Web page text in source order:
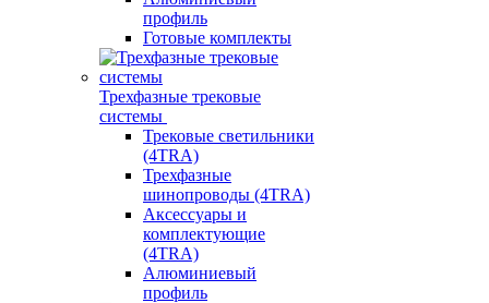
профиль
Готовые комплекты
Трехфазные трековые
системы
Трековые светильники
(4TRA)
Трехфазные
шинопроводы (4TRA)
Аксессуары и
комплектующие
(4TRA)
Алюминиевый
профиль